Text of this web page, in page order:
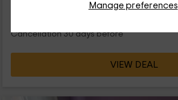
Manage preferences
Cancellation 30 days before
VIEW DEAL